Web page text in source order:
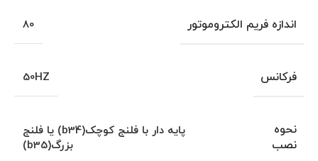
اندازه فریم الکتروموتور 80
فرکانس 50HZ
نحوه
نصب
پایه دار با فلنج کوچک(b34) یا فلنج
بزرگ(b35)